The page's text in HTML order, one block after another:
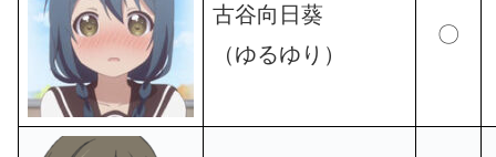
古谷向日葵
（ゆるゆり）
〇